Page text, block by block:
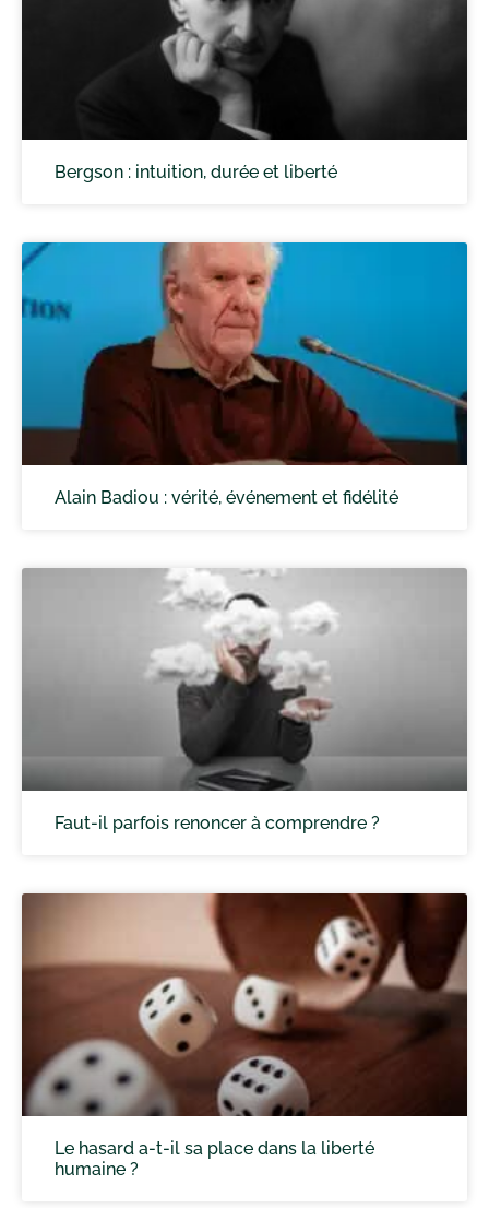
Bergson : intuition, durée et liberté
Alain Badiou : vérité, événement et fidélité
Faut-il parfois renoncer à comprendre ?
Le hasard a-t-il sa place dans la liberté
humaine ?